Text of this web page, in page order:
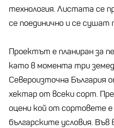
технология. Листата се
се поединично и се сушат
Проектът е планиран за
като в момента три
Североизточна България
хектар от всеки сорт.
оцени кой от сортовете е
българските условия.